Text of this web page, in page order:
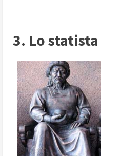
3. Lo statista